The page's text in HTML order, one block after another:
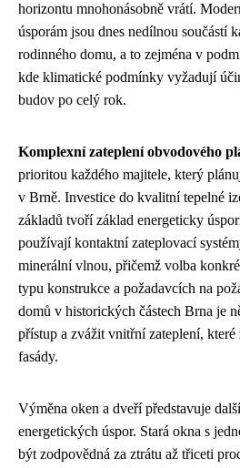
horizontu mnohonásobně vrátí.
úsporám jsou dnes nedílnou součástí
rodinného domu, a to zejména v
kde klimatické podmínky vyžadují
budov po celý rok.
Komplexní zateplení obvodového
prioritou každého majitele, který
v Brně. Investice do kvalitní tepelné
základů tvoří základ energeticky
používají kontaktní zateplovací
minerální vlnou, přičemž volba
typu konstrukce a požadavcích na
domů v historických částech Brna je
přístup a zvážit vnitřní zateplení,
fasády.
Výměna oken a dveří představuje
energetických úspor. Stará okna s
být zodpovědná za ztrátu až třiceti